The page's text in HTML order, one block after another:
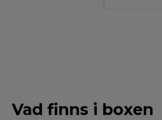
Vad finns i boxen